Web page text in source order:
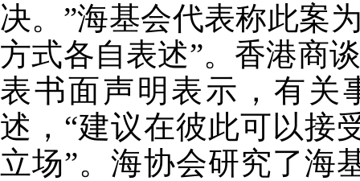
决。”海基会代表称此案
方式各自表述”。香港商
表书面声明表示，有关
述，“建议在彼此可以接
立场”。海协会研究了海